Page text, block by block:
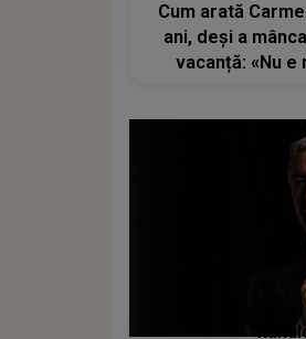
Cum arată
ani, deși a
vacanță: «Nu e